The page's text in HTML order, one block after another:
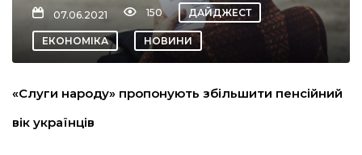
07.06.2021 150 ДАЙДЖЕСТ
ЕКОНОМІКА НОВИНИ
«Слуги народу» пропонують збільшити пенсійний
вік українців